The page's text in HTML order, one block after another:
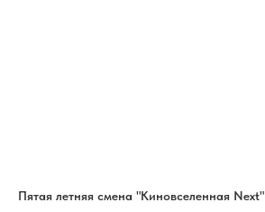
Пятая летняя смена "Киновселенная Next"